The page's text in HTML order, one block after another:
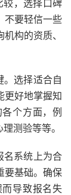
较，选择口碑
不要轻信一些
构的资质、
。选择适合自
更好地掌握知
个方面，例
测验等等。
名系统上为合
要基础。确保
导致报名失